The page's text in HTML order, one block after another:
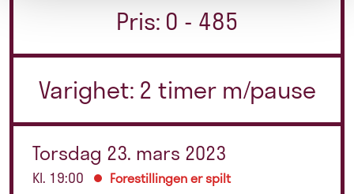
Pris: 0 - 485
Varighet: 2 timer m/pause
Torsdag 23. mars 2023
Kl. 19:00 Forestillingen er spilt